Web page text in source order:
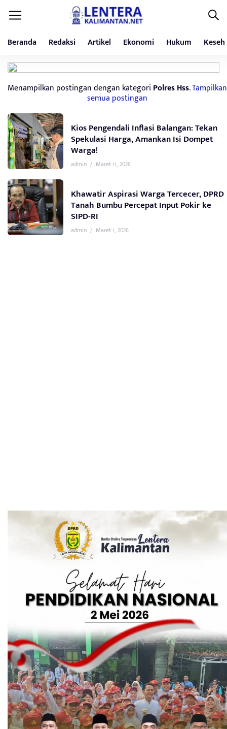
Beranda Redaksi Artikel Ekonomi Hukum
Menampilkan postingan dengan kategori Polres Hss.Tampilkan
semua postingan
Kios Pengendali Inflasi Balangan: Tekan
Spekulasi Harga, Amankan Isi Dompet
Warga!
admin / Maret 11, 2026
Khawatir Aspirasi Warga Tercecer, DPRD
Tanah Bumbu Percepat Input Pokir ke
SIPD-RI
admin / Maret 1, 2026